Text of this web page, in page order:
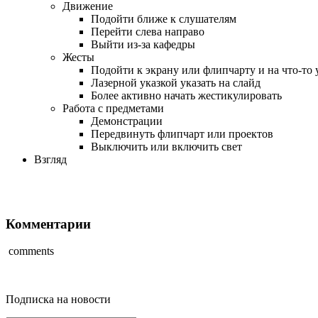
Движение
Подойти ближе к слушателям
Перейти слева направо
Выйти из-за кафедры
Жесты
Подойти к экрану или флипчарту и на что-то
Лазерной указкой указать на слайд
Более активно начать жестикулировать
Работа с предметами
Демонстрации
Передвинуть флипчарт или проектов
Выключить или включить свет
Взгляд
Комментарии
comments
Подписка на новости